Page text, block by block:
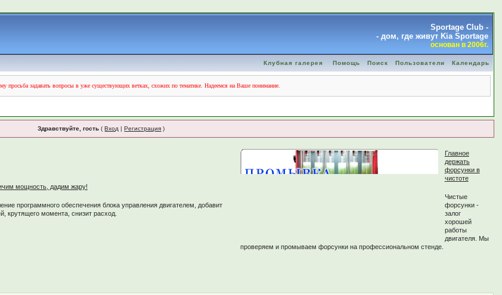
Sportage Club -
- дом, где живут Kia Sportage
основан в 2006г.
Клубная галерея Помощь Поиск Пользователи Календарь
просьба задавать вопросы в уже существующих ветках, схожих по тематике. Надеемся на Ваше понимание.
Здравствуйте, гость (Вход |Регистрация )
мощность, дадим жару!
программного обеспечения блока управления двигателем, добавит
крутящего момента, снизит расход.
Главное
держать
форсунки в
чистоте
Чистые
форсунки -
залог
хорошей
работы
двигателя. Мы
проверяем и промываем форсунки на профессиональном стенде.